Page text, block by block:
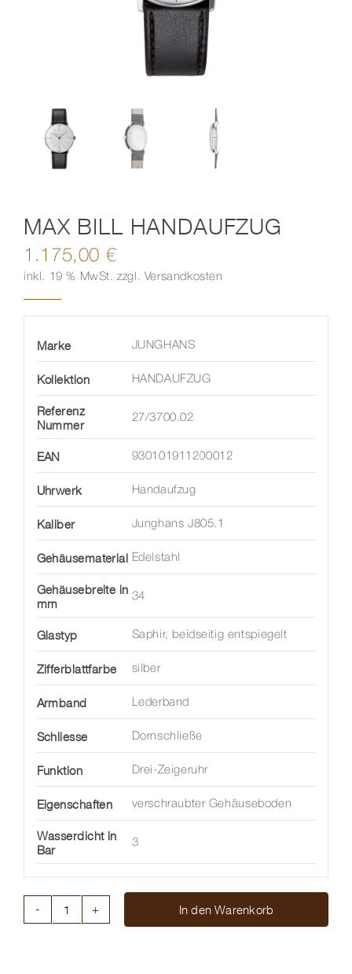
MAX BILL HANDAUFZUG
1.175,00 €
inkl. 19 % MwSt. zzgl. Versandkosten
Marke JUNGHANS
Kollektion HANDAUFZUG
Referenz
Nummer
27/3700.02
EAN 930101911200012
Uhrwerk Handaufzug
Kaliber Junghans J805.1
Gehäusematerial Edelstahl
Gehäusebreite in
mm
34
Glastyp Saphir, beidseitig entspiegelt
Zifferblattfarbe silber
Armband Lederband
Schliesse Dornschließe
Funktion Drei-Zeigeruhr
Eigenschaften verschraubter Gehäuseboden
Wasserdicht in
Bar
3
In den Warenkorb